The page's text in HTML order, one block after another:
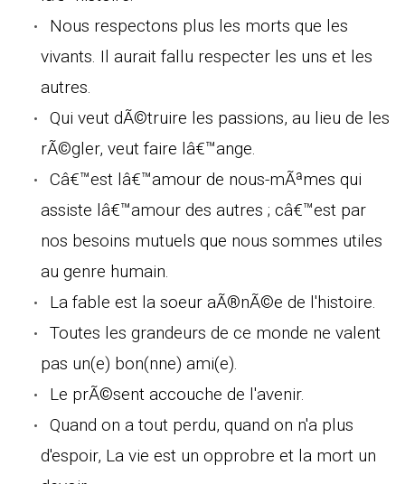
Nous respectons plus les morts que les
vivants. Il aurait fallu respecter les uns et les
autres.
Qui veut dÃ©truire les passions, au lieu de les
rÃ©gler, veut faire lâ€™ange.
Câ€™est lâ€™amour de nous-mÃªmes qui
assiste lâ€™amour des autres ; câ€™est par
nos besoins mutuels que nous sommes utiles
au genre humain.
La fable est la soeur aÃ®nÃ©e de l'histoire.
Toutes les grandeurs de ce monde ne valent
pas un(e) bon(nne) ami(e).
Le prÃ©sent accouche de l'avenir.
Quand on a tout perdu, quand on n'a plus
d'espoir, La vie est un opprobre et la mort un